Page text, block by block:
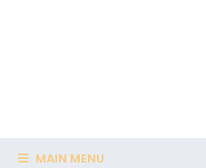
MAIN MENU